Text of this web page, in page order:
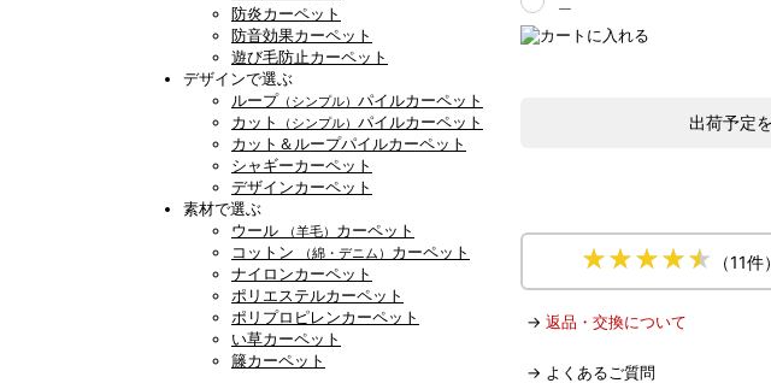
防炎カーペット
防音効果カーペット
遊び毛防止カーペット
デザインで選ぶ
ループ （シンプル） パイルカーペット
カット
（シンプル） パイルカーペット
カット＆ループパイルカーペット
シャギーカーペット
デザインカーペット
素材で選ぶ
ウール
（羊毛） カーペット
コットン
（綿・デニム） カーペット
ナイロンカーペット
ポリエステルカーペット
ポリプロピレンカーペット
い草カーペット
籐カーペット
出荷予定
（11
→ 返品・交換について
→ よくあるご質問